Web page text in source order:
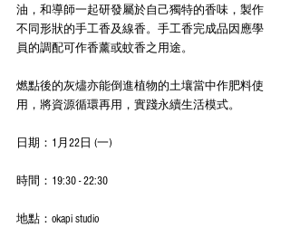
油，和導師一起研發屬於自己獨特的香味，製作
不同形狀的手工香及線香。手工香完成品因應學
員的調配可作香薰或蚊香之用途。
燃點後的灰燼亦能倒進植物的土壤當中作肥料使
用，將資源循環再用，實踐永續生活模式。
日期：1月22日 (一)
時間：19:30 - 22:30
地點：okapi studio